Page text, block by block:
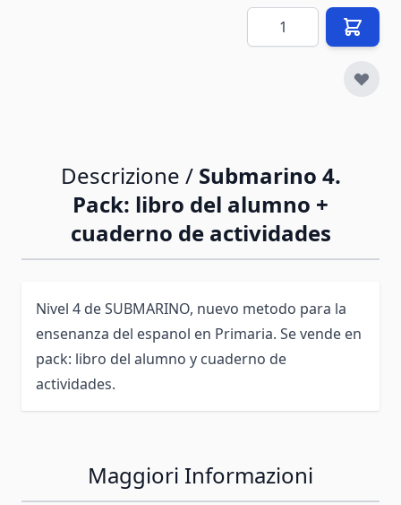
Quantità
Descrizione / Submarino 4.
Pack: libro del alumno +
cuaderno de actividades
Nivel 4 de SUBMARINO, nuevo metodo para la
ensenanza del espanol en Primaria. Se vende en
pack: libro del alumno y cuaderno de
actividades.
Maggiori Informazioni